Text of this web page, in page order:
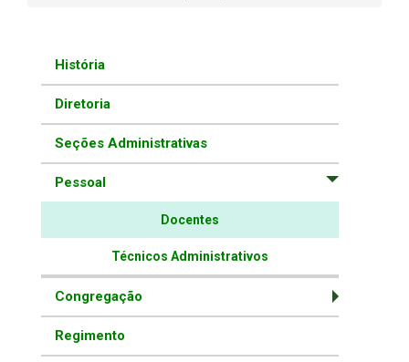
História
Diretoria
Seções Administrativas
Pessoal
Docentes
Técnicos Administrativos
Congregação
Regimento